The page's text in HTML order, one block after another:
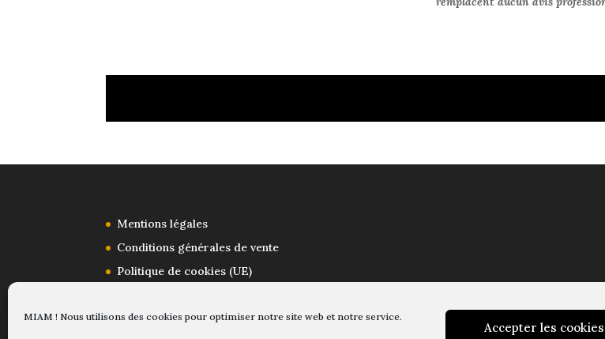
MIAM ! Nous utilisons des cookies pour optimiser notre site web et notre service.
Accepter les cookies
Mentions légales
Conditions générales de vente
Politique de cookies (UE)